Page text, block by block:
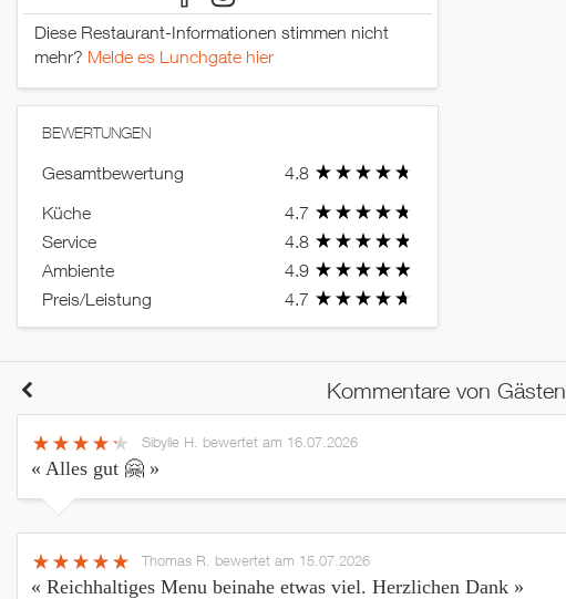
Diese Restaurant-Informationen stimmen nicht
mehr? Melde es Lunchgate hier
BEWERTUNGEN
Gesamtbewertung
4.8
Küche
4.7
Service
4.8
Ambiente
4.9
Preis/Leistung
4.7
Kommentare von Gästen
Sibylle H. bewertet am 16.07.2026
« Alles gut 🤗 »
Thomas R. bewertet am 15.07.2026
« Reichhaltiges Menu beinahe etwas viel. Herzlichen Dank »